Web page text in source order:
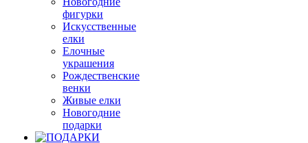
фигурки
Искусственные
елки
Елочные
украшения
Рождественские
венки
Живые елки
Новогодние
подарки